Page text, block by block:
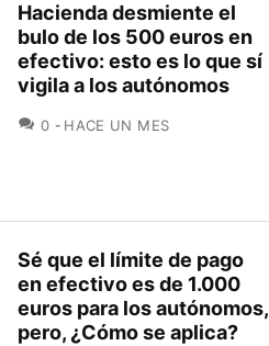
Hacienda desmiente el
bulo de los 500 euros en
efectivo: esto es lo que sí
vigila a los autónomos
0 COMENTARIOS
HACE UN MES
Sé que el límite de pago
en efectivo es de 1.000
euros para los autónomos,
pero, ¿Cómo se aplica?